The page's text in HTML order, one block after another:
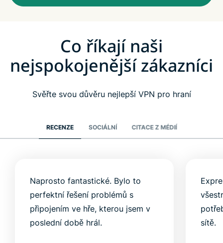
Co říkají naši
nejspokojenější zákazníci
Svěřte svou důvěru nejlepší VPN pro hraní
RECENZE SOCIÁLNÍ CITACE Z MÉDIÍ
Naprosto fantastické. Bylo to
perfektní řešení problémů s
připojením ve hře, kterou jsem v
poslední době hrál.
sítě.